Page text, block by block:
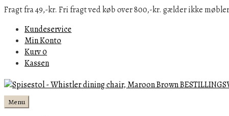
Fragt fra 49,-kr. Fri fragt ved køb over 800,-kr. gælder ikke
Kundeservice
Min Konto
Kurv0
Kassen
Menu